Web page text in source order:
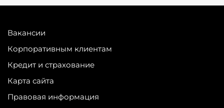
Вакансии
Корпоративным клиентам
Кредит и страхование
Карта сайта
Правовая информация